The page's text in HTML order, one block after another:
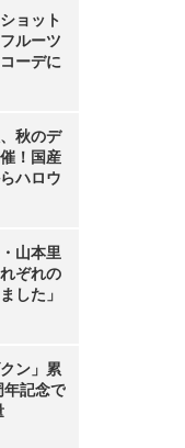
ョット
ルーツ
ーデに
秋のデ
！国産
ハロウ
山本里
ぞれの
した」
ン」累
年記念で